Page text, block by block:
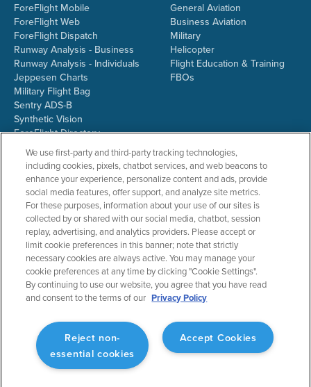
ForeFlight Mobile
ForeFlight Web
ForeFlight Dispatch
Runway Analysis - Business
Runway Analysis - Individuals
Jeppesen Charts
Military Flight Bag
Sentry ADS-B
Synthetic Vision
ForeFlight Directory
JetFuelX
CloudAhoy
Flight Data Analysis
Plans & Pricing
Gift Certificates
General Aviation
Business Aviation
Military
Helicopter
Flight Education & Training
FBOs
RESOURCES
Resources Home
Support Center
Webinars
Release History
General Aviation Blog
Business Aviation Blog
COMPANY
About ForeFlight
Team
Partners
ForeFlight Careers
Media Kit
Privacy Policy
We use first-party and third-party tracking technologies,
including cookies, pixels, chatbot services, and web beacons to
enhance your experience, personalize content and ads, provide
social media features, offer support, and analyze site metrics.
For these purposes, information about your use of our sites is
collected by or shared with our social media, chatbot, session
replay, advertising, and analytics providers. Please accept or
limit cookie preferences in this banner; note that strictly
necessary cookies are always active. You may manage your
cookie preferences at any time by clicking "Cookie Settings".
By continuing to use our website, you agree that you have read
and consent to the terms of our Privacy Policy
Accept Cookies
Reject non-
essential cookies